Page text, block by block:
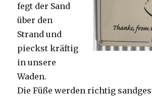
fegt der Sand
über den
Strand und
pieckst kräftig
in unsere
Waden.
Die Füße werden richtig